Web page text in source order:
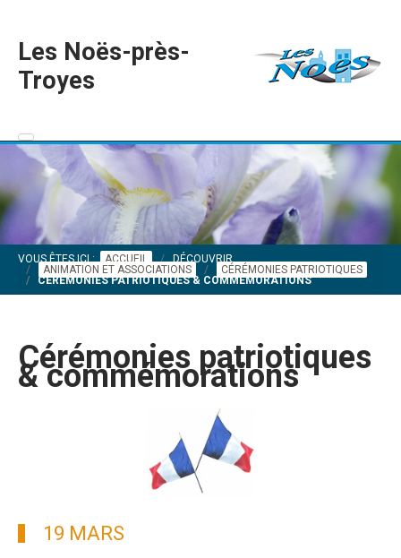
Les Noës-près-
Troyes
VOUS ÊTES ICI : ACCUEIL
DÉCOUVRIR
ANIMATION ET ASSOCIATIONS
CÉRÉMONIES PATRIOTIQUES
CÉRÉMONIES PATRIOTIQUES & COMMÉMORATIONS
Cérémonies patriotiques
& commémorations
19 MARS